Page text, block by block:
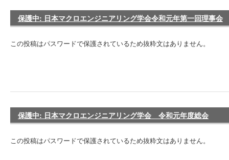
保護中: 日本マクロエンジニアリング学会令和元年第一回理事会
この投稿はパスワードで保護されているため抜粋文はありません。
保護中: 日本マクロエンジニアリング学会 令和元年度総会
この投稿はパスワードで保護されているため抜粋文はありません。